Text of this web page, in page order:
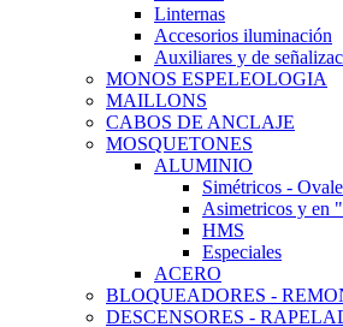
Linternas
Accesorios iluminación
Auxiliares y de
MONOS ESPELEOLOGIA
MAILLONS
CABOS DE ANCLAJE
MOSQUETONES
ALUMINIO
Simétricos -
Asimetricos y en
HMS
Especiales
ACERO
BLOQUEADORES -
DESCENSORES -